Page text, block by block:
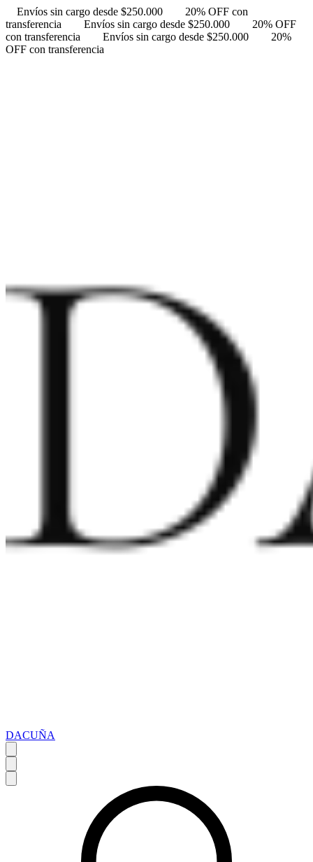
Envíos sin cargo desde $250.000
20% OFF con
transferencia
Envíos sin cargo desde $250.000
20% OFF
con transferencia
Envíos sin cargo desde $250.000
20%
OFF con transferencia
DACUÑA